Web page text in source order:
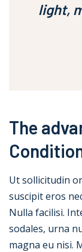
light,
The
Ut sollicitudin
suscipit eros
Nulla facilisi.
sodales, urna
magna eu nisi.